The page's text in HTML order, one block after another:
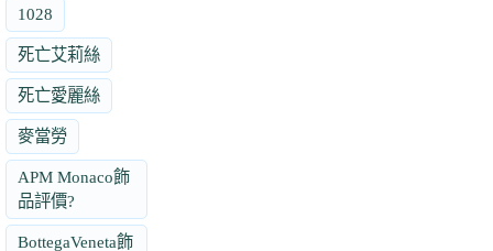
1028
死亡艾莉絲
死亡愛麗絲
麥當勞
APM Monaco飾
品評價?
BottegaVeneta飾